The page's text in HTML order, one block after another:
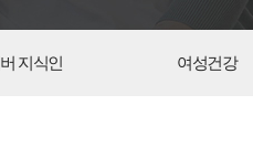
지식인 여성건강